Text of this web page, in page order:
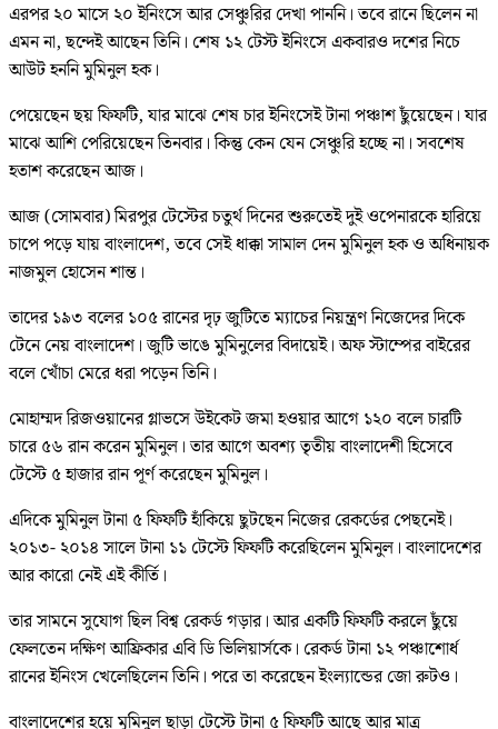
এরপর ২০ মাসে ২০ ইনিংসে আর সেঞ্চুরির দেখা পাননি। তবে রানে ছিলেন না
এমন না, ছন্দেই আছেন তিনি। শেষ ১২ টেস্ট ইনিংসে একবারও দশের নিচে
আউট হননি মুমিনুল হক।
পেয়েছেন ছয় ফিফটি, যার মাঝে শেষ চার ইনিংসেই টানা পঞ্চাশ ছুঁয়েছেন। যার
মাঝে আশি পেরিয়েছেন তিনবার। কিন্তু কেন যেন সেঞ্চুরি হচ্ছে না। সবশেষ
হতাশ করেছেন আজ।
আজ (সোমবার) মিরপুর টেস্টের চতুর্থ দিনের শুরুতেই দুই ওপেনারকে হারিয়ে
চাপে পড়ে যায় বাংলাদেশ, তবে সেই ধাক্কা সামাল দেন মুমিনুল হক ও অধিনায়ক
নাজমুল হোসেন শান্ত।
তাদের ১৯৩ বলের ১০৫ রানের দৃঢ় জুটিতে ম্যাচের নিয়ন্ত্রণ নিজেদের দিকে
টেনে নেয় বাংলাদেশ। জুটি ভাঙে মুমিনুলের বিদায়েই। অফ স্টাম্পের বাইরের
বলে খোঁচা মেরে ধরা পড়েন তিনি।
মোহাম্মদ রিজওয়ানের গ্লাভসে উইকেট জমা হওয়ার আগে ১২০ বলে চারটি
চারে ৫৬ রান করেন মুমিনুল। তার আগে অবশ্য তৃতীয় বাংলাদেশী হিসেবে
টেস্টে ৫ হাজার রান পূর্ণ করেছেন মুমিনুল।
এদিকে মুমিনুল টানা ৫ ফিফটি হাঁকিয়ে ছুটছেন নিজের রেকর্ডের পেছনেই।
২০১৩- ২০১৪ সালে টানা ১১ টেস্টে ফিফটি করেছিলেন মুমিনুল। বাংলাদেশের
আর কারো নেই এই কীর্তি।
তার সামনে সুযোগ ছিল বিশ্ব রেকর্ড গড়ার। আর একটি ফিফটি করলে ছুঁয়ে
ফেলতেন দক্ষিণ আফ্রিকার এবি ডি ভিলিয়ার্সকে। রেকর্ড টানা ১২ পঞ্চাশোর্ধ
রানের ইনিংস খেলেছিলেন তিনি। পরে তা করেছেন ইংল্যান্ডের জো রুটও।
বাংলাদেশের হয়ে মুমিনুল ছাড়া টেস্টে টানা ৫ ফিফটি আছে আর মাত্র